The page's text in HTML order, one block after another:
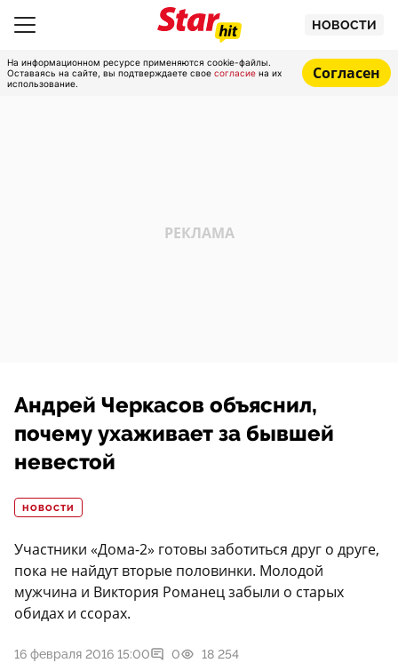
НОВОСТИ
На информационном ресурсе применяются cookie-файлы.
Оставаясь на сайте, вы подтверждаете свое согласие на их
использование.
Согласен
Андрей Черкасов объяснил,
почему ухаживает за бывшей
невестой
НОВОСТИ
Участники «Дома-2» готовы заботиться друг о друге,
пока не найдут вторые половинки. Молодой
мужчина и Виктория Романец забыли о старых
обидах и ссорах.
16 февраля 2016 15:00 0 18 254